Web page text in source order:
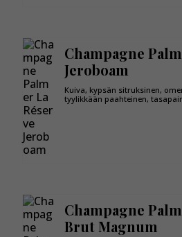
Champagne
Jeroboam
Kuiva, kypsän sitruksinen,
tyylikkään paahteinen,
Champagne
Brut Magnum